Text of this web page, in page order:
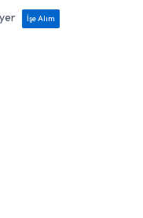
İşe Alım